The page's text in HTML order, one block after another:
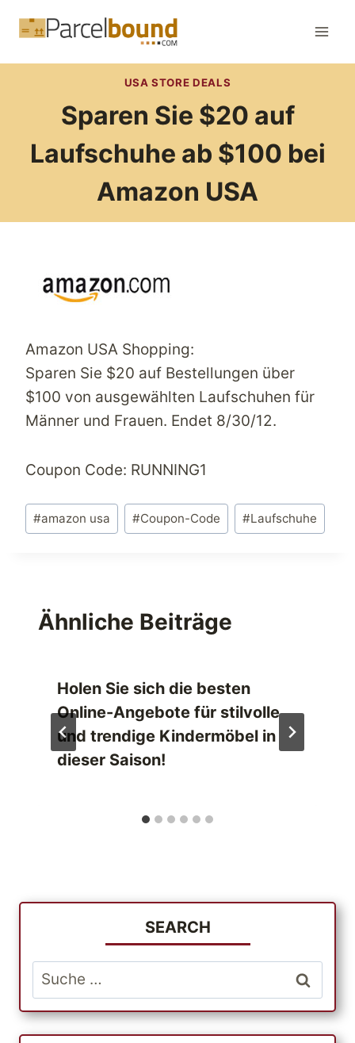
Inhalt
USA STORE DEALS
Sparen Sie $20 auf
Laufschuhe ab $100 bei
Amazon USA
Amazon USA Shopping:
Sparen Sie $20 auf Bestellungen über
$100 von ausgewählten Laufschuhen für
Männer und Frauen. Endet 8/30/12.
Coupon Code: RUNNING1
Schlagworte:
#amazon usa #Coupon-Code #Laufschuhe
Ähnliche Beiträge
Holen Sie sich die besten
Online-Angebote für stilvolle
und trendige Kindermöbel in
dieser Saison!
SEARCH
Suche
nach: